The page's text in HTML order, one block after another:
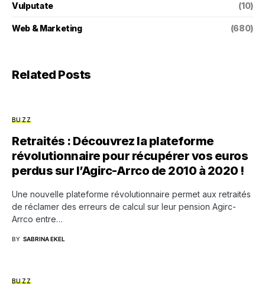
Vulputate (10)
Web & Marketing (680)
Related Posts
BUZZ
Retraités : Découvrez la plateforme
révolutionnaire pour récupérer vos euros
perdus sur l’Agirc-Arrco de 2010 à 2020 !
Une nouvelle plateforme révolutionnaire permet aux retraités
de réclamer des erreurs de calcul sur leur pension Agirc-
Arrco entre…
BY SABRINA EKEL
BUZZ